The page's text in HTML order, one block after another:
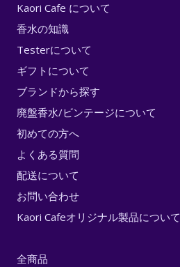
Kaori Cafe について
香水の知識
Testerについて
ギフトについて
ブランドから探す
廃盤香水/ビンテージについて
初めての方へ
よくある質問
配送について
お問い合わせ
Kaori Cafeオリジナル製品について
全商品